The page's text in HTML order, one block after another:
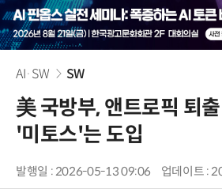
AI·SW SW
美 국방부, 앤트로픽 퇴
'미토스'는 도입
발행일 : 2026-05-13 09:06 업데이트 :